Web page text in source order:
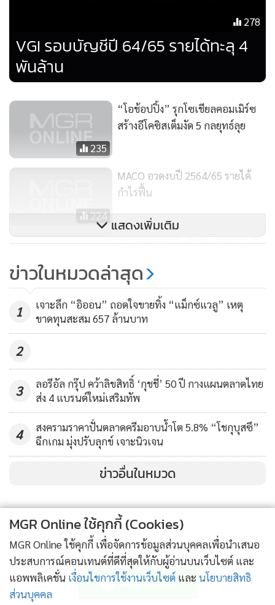
ล่าสุดได้เข้าลงทุนและมอบสิทธิการเช่าพื้นที่เชิงพาณิชย์บน BTS
Skytrain ให้แก่บริษัท เนชั่น อินเตอร์เนชั่นแนล เอ็ดดูเทนเมนท์
จำกัด (มหาชน) หรือ NINE โดยธุรกรรมนี้จะช่วยให้ VGI สามารถ
ใช้กลยุทธ์การตลาดแบบ O2O โซลูชั่นส์ วิเคราะห์พฤติกรรมของ
ผู้บริโภคในพื้นที่เชิงพาณิชย์ระดับพรีเมียม เพื่อช่วยให้แบรนด์
สามารถนำเสนอช่องทางการให้บริการต่อลูกค้ากลุ่มเป้าหมายได้
“เรามั่นใจว่า ในปี 2565/66 VGI จะกลับมาเติบโตขึ้นอย่างน้อยที่
60 - 70% และพลิกมาทำกำไรอีกครั้งแน่นอน โดยเราตั้งเป้า
หมายรายได้ที่ 6,500 – 7,000 ล้านบาท รับแรงหนุนของจำนวนผู้
โดยสาร BTS และการท่องเที่ยวที่เริ่มฟื้นตัว ซึ่งจะช่วยให้ยอดขาย
การดำเนินงานของ Fanslink ที่มีผลงานเติบโตอย่างโดดเด่นแบบ
เต็มปี ด้านงบประมาณการลงทุนบริษัทได้จัดสรรงบไว้อยู่ที่ 700
ล้านบาท เพื่อรองรับโอกาสที่จะเข้ามาต่อยอดความแข็งแกร่ง
และเสริมสร้างการเติบโตให้กับ VGI ได้ยั่งยืนต่อไปในอนาคต”
กรรมการผู้อำนวยการใหญ่ บริษัท วีจีไอ จำกัด (มหาชน) กล่าว
นอกจากนี้คณะกรรมการบริษัท VGI ได้อนุมัติการจ่ายเงินปันผล
เป็นเงินสดรวมจำนวน 0.04 บาทต่อหุ้นในปี 2564/65 โดย
บริษัทฯ ได้จ่ายเงินปันผลระหว่างกาลที่ 0.02 บาทต่อหุ้นในเดือน
มีนาคม 2565 ในขณะเดียวกันจ่ายเงินปันผลงวดสุดท้ายจำนวน
0.02 บาทต่อหุ้น จากผลการดำเนินงานในครึ่งปีหลัง 2564/65
โดยการจ่ายเงินปันผลงวดสุดท้ายนี้ต้องได้รับอนุมัติจากที่ประชุม
278
VGI รอบบัญชีปี 64/65 รายได้ทะลุ 4
พันล้าน
235
“โอช้อปปิ้ง” รุกโซเชียลคอมเมิร์ซ
สร้างอีโคซิสเต็มงัด 5 กลยุทธ์ลุย
224
MACO อวดงบปี 2564/65 รายได้
กำไรฟื้น
348
เปิดกลยุทธ์ ‘ยูไลฟ์’ ธุรกิจขายตรงใน
แสดงเพิ่มเติม
ข่าวในหมวดล่าสุด
1
เจาะลึก “อิออน” ถอดใจขายทิ้ง “แม็กซ์แวลู” เหตุ
ขาดทุนสะสม 657 ล้านบาท
2
3
ลอรีอัล กรุ๊ป คว้าลิขสิทธิ์ ‘กุชชี่’ 50 ปี กางแผนตลาดไทย
ส่ง 4 แบรนด์ใหม่เสริมทัพ
4
สงครามราคาปั่นตลาดครีมอาบน้ำโต 5.8% “โชกุบุสซึ”
ฉีกเกม มุ่งปรับลุกข์ เจาะนิวเจน
ข่าวอื่นในหมวด
ติดตามข่าวสารผ่านทาง LINE
MGR Online ใช้คุกกี้ (Cookies)
MGR Online ใช้คุกกี้ เพื่อจัดการข้อมูลส่วนบุคคลเพื่อนำเสนอ
ประสบการณ์คอนเทนต์ที่ดีที่สุดให้กับผู้อ่านบนเว็บไซต์ และ
แอพพลิเคชั่น เงื่อนไขการใช้งานเว็บไซต์ และ นโยบายสิทธิ
ส่วนบุคคล